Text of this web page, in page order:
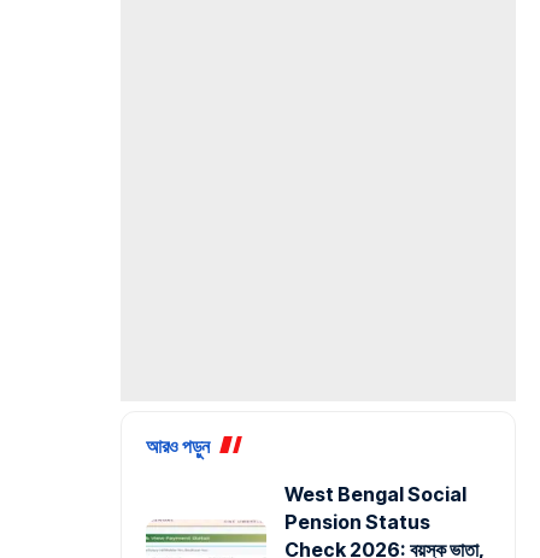
আরও পড়ুন
West Bengal Social
Pension Status
Check 2026: বয়স্ক ভাতা,